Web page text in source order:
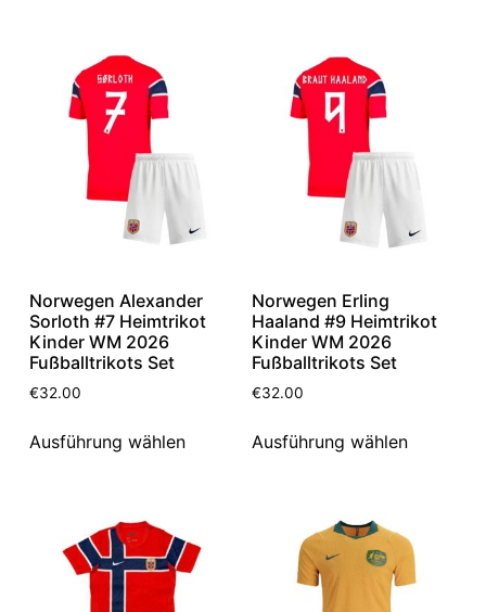
Norwegen Alexander
Sorloth #7 Heimtrikot
Kinder WM 2026
Fußballtrikots Set
€32.00
Ausführung wählen
Norwegen Erling
Haaland #9 Heimtrikot
Kinder WM 2026
Fußballtrikots Set
€32.00
Ausführung wählen